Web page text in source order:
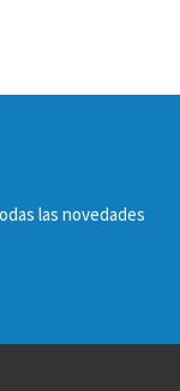
las novedades